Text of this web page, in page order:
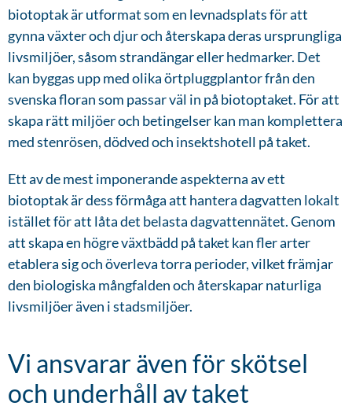
biotoptak är utformat som en levnadsplats för att
gynna växter och djur och återskapa deras ursprungliga
livsmiljöer, såsom strandängar eller hedmarker. Det
kan byggas upp med olika örtpluggplantor från den
svenska floran som passar väl in på biotoptaket. För att
skapa rätt miljöer och betingelser kan man komplettera
med stenrösen, dödved och insektshotell på taket.
Ett av de mest imponerande aspekterna av ett
biotoptak är dess förmåga att hantera dagvatten lokalt
istället för att låta det belasta dagvattennätet. Genom
att skapa en högre växtbädd på taket kan fler arter
etablera sig och överleva torra perioder, vilket främjar
den biologiska mångfalden och återskapar naturliga
livsmiljöer även i stadsmiljöer.
Vi ansvarar även för skötsel
och underhåll av taket